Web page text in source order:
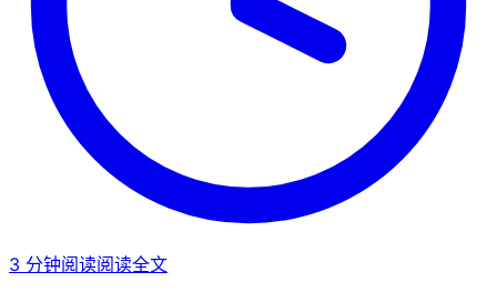
3 分钟阅读阅读全文